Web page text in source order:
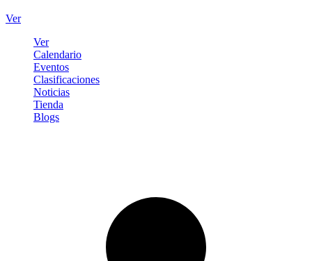
Ver
Ver
Calendario
Eventos
Clasificaciones
Noticias
Tienda
Blogs